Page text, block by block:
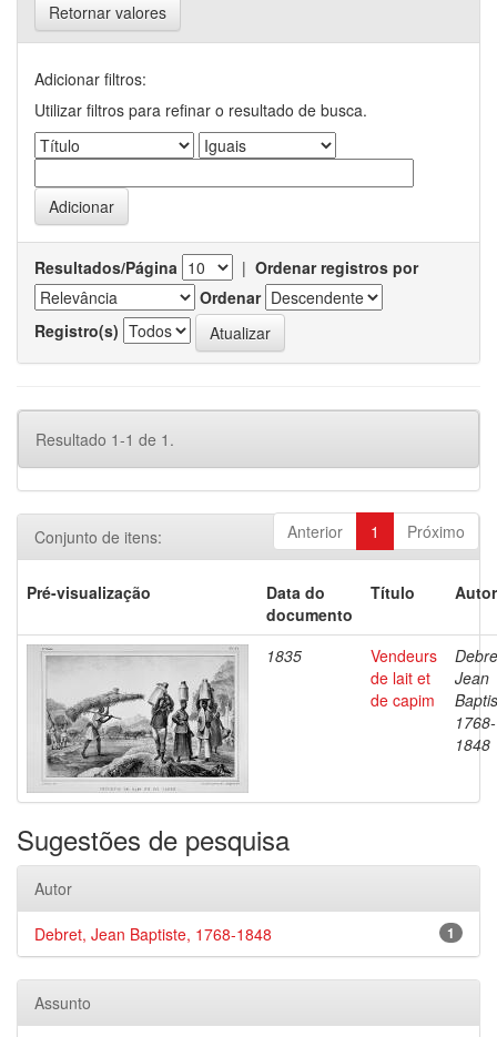
Retornar valores
Adicionar filtros:
Utilizar filtros para refinar o resultado de busca.
Resultados/Página | Ordenar registros por
Ordenar
Registro(s)
Resultado 1-1 de 1.
Anterior 1 Próximo
Conjunto de itens:
Pré-visualização
Data do
documento
Título
1835
Vendeurs
de lait et
de capim
Jean
1768-
1848
Sugestões de pesquisa
Autor
1
Debret, Jean Baptiste, 1768-1848
Assunto